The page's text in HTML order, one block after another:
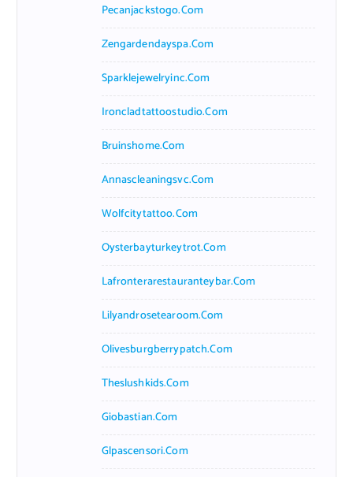
Pecanjackstogo.com
Zengardendayspa.com
Sparklejewelryinc.com
Ironcladtattoostudio.com
Bruinshome.com
Annascleaningsvc.com
Wolfcitytattoo.com
Oysterbayturkeytrot.com
Lafronterarestauranteybar.com
Lilyandrosetearoom.com
Olivesburgberrypatch.com
Theslushkids.com
Giobastian.com
Glpascensori.com